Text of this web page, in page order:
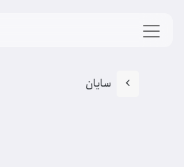
سایان